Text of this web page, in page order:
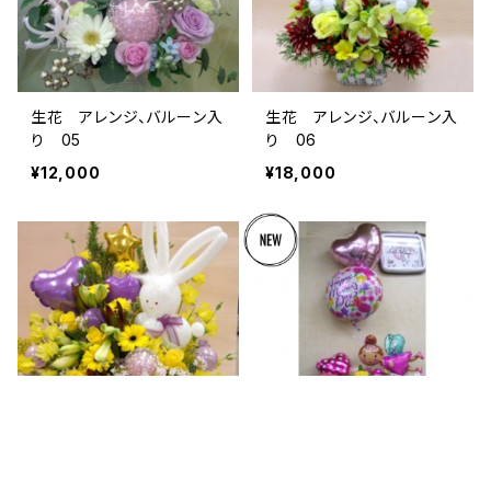
生花 アレンジ、バルーン入
り 05
¥12,000
生花 アレンジ、バルーン入
り 06
¥18,000